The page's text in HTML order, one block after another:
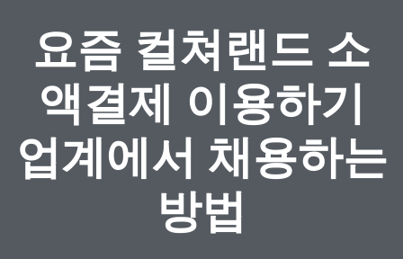
요즘 컬쳐랜드 소
액결제 이용하기
업계에서 채용하는
방법